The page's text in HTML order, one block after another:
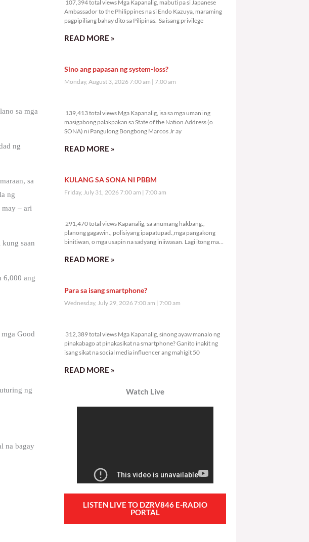
sa mga
ng
sa
ng
may – ari
saan
6,000 ang
Good
ng
na bagay
107,394 total views Mga Kapanalig, mabuti pa si Japanese
Ambassador to the Philippines na si Endo Kazuya, maraming
pagpipiliang bahay dito sa Pilipinas. Sa isang privilege
READ MORE »
Sino ang papasan ng system-loss?
Monday, August 3, 2026 7:00 am 7:00 am
139,413 total views Mga Kapanalig, isa sa mga umani ng
masigabong palakpakan sa State of the Nation Address (o
SONA) ni Pangulong Bongbong Marcos Jr ay
READ MORE »
KULANG SA SONA NI PBBM
Friday, July 31, 2026 7:00 am 7:00 am
291,470 total views Kapanalig, sa anumang hakbang.,
planong gagawin., polisiyang ipapatupad.,mga pangakong
binitiwan, o mga usapin na sadyang iniiwasan. Lagi itong may
READ MORE »
Para sa isang smartphone?
Wednesday, July 29, 2026 7:00 am 7:00 am
312,389 total views Mga Kapanalig, sinong ayaw manalo ng
pinakabago at pinakasikat na smartphone? Ganito inakit ng
isang sikat na social media influencer ang mahigit 50
READ MORE »
Watch Live
LISTEN LIVE TO DZRV846 E-RADIO
PORTAL